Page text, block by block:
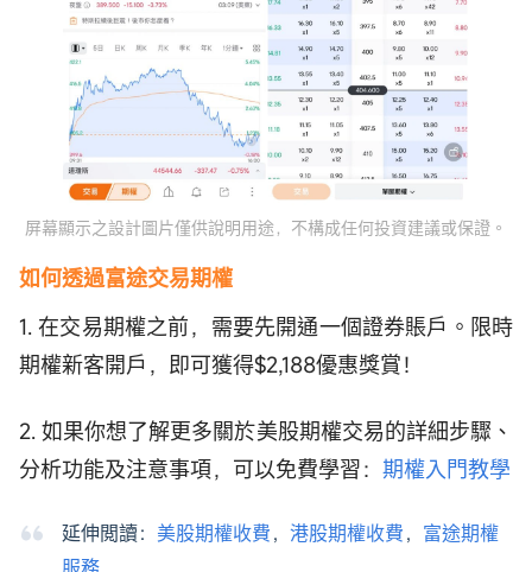
屏幕顯示之設計圖片僅供說明用途，不構成任何投資建議或保證。
如何透過富途交易期權
1. 在交易期權之前，需要先開通一個證券賬戶。限時
期權新客開戶，即可獲得$2,188優惠獎賞！
2. 如果你想了解更多關於美股期權交易的詳細步驟、
分析功能及注意事項，可以免費學習： 期權入門教學
延伸閲讀： 美股期權收費， 港股期權收費， 富途期權
服務